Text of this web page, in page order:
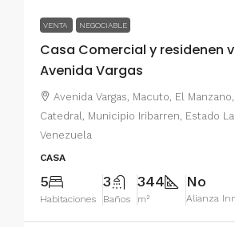
VENTA NEGOCIABLE
Casa Comercial y residenen
Avenida Vargas
Avenida Vargas, Macuto, El
Catedral, Municipio Iribarren, Estado
Venezuela
CASA
5
Habitaciones
3
Baños
344
m²
No
Alianza